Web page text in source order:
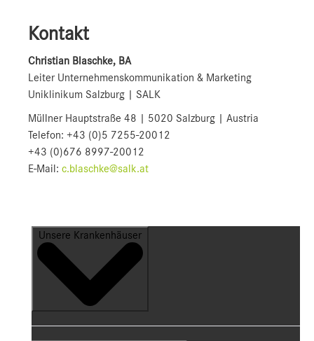
Kontakt
Christian Blaschke, BA
Leiter Unternehmenskommunikation & Marketing
Uniklinikum Salzburg | SALK
Müllner Hauptstraße 48 | 5020 Salzburg | Austria
Telefon: +43 (0)5 7255-20012
+43 (0)676 8997-20012
E-Mail: c.blaschke@salk.at
Unsere Krankenhäuser